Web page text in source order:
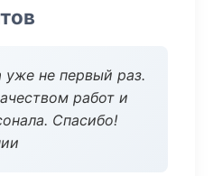
не первый раз.
работ и
Спасибо!